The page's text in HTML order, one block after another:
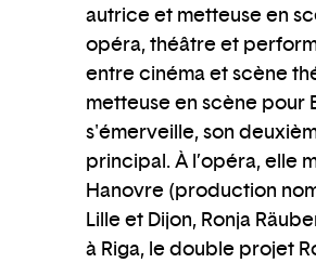
autrice et metteuse en
opéra, théâtre et
entre cinéma et scène
metteuse en scène pour
s'émerveille, son
principal. À l’opéra, elle
Hanovre (production
Lille et Dijon, Ronja
à Riga, le double projet